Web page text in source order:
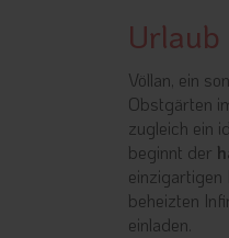
Urlaub
Völlan, ein
Obstgärten
zugleich ein
beginnt der
einzigartigen
beheizten
einladen.